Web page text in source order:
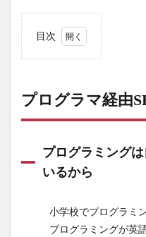
目次
マ経
を目
指そ
プロ
グラ
プログラマ経由
プログラミング
いるから
小学校でプログラミ
プログラミングが英